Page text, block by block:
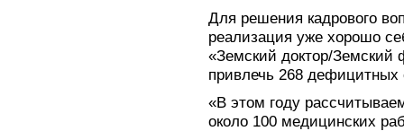
Для решения кадрового
реализация уже хорошо
«Земский доктор/Земский
привлечь 268 дефицитных
«В этом году
около 100 медицинских